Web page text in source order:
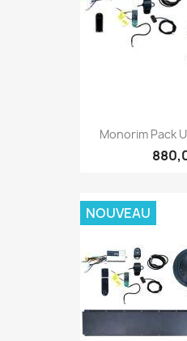
Monorim Pack
NOUVEAU